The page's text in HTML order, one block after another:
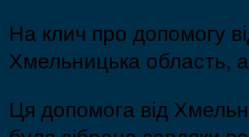
На клич про допомогу
Хмельницька область, а
Ця допомога від